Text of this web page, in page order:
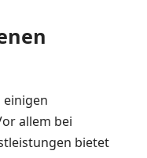
einigen
allem bei
bietet